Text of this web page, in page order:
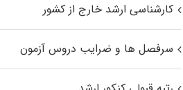
کارشناسی ارشد خارج از کشور
سرفصل ها و ضرایب دروس آزمون